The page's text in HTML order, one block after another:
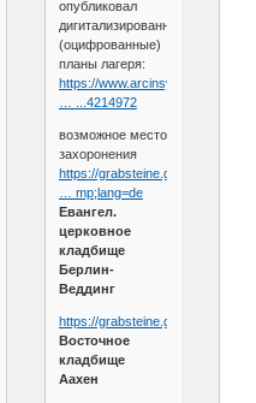
опубликовал
дигитализированные
(оцифрованные)
планы лагеря:
https://
… ...4214972
возможное место
захоронения
https://grabsteine.genealogy.net/
… mp;lang=de
Евангел.
церковное
кладбище
Берлин-
Веддинг
https://grabsteine.genealogy.net/
Восточное
кладбище
Аахен